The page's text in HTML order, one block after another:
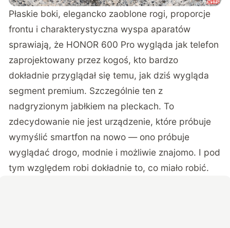
Płaskie boki, elegancko zaoblone rogi, proporcje
frontu i charakterystyczna wyspa aparatów
sprawiają, że HONOR 600 Pro wygląda jak telefon
zaprojektowany przez kogoś, kto bardzo
dokładnie przyglądał się temu, jak dziś wygląda
segment premium. Szczególnie ten z
nadgryzionym jabłkiem na pleckach. To
zdecydowanie nie jest urządzenie, które próbuje
wymyślić smartfon na nowo — ono próbuje
wyglądać drogo, modnie i możliwie znajomo. I pod
tym względem robi dokładnie to, co miało robić.